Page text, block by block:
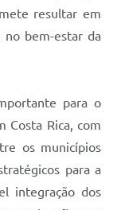
resultar em
no bem-estar da
para o
Costa Rica, com
os municípios
para a
integração dos